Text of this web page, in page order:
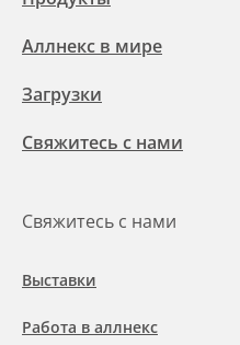
Аллнекс в мире
Загрузки
Свяжитесь с нами
Свяжитесь с нами
Выставки
Работа в аллнекс